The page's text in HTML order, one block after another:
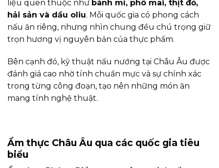
liệu quen thuộc như bánh mì, phô mai, thịt đỏ,
hải sản và dầu oliu. Mỗi quốc gia có phong cách
nấu ăn riêng, nhưng nhìn chung đều chú trọng giữ
trọn hương vị nguyên bản của thực phẩm.
Bên cạnh đó, kỹ thuật nấu nướng tại Châu Âu được
đánh giá cao nhờ tính chuẩn mực và sự chính xác
trong từng công đoạn, tạo nên những món ăn
mang tính nghệ thuật.
Ẩm thực Châu Âu qua các quốc gia tiêu
biểu